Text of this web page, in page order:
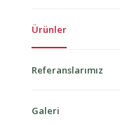
Ürünler
Referanslarımız
Galeri